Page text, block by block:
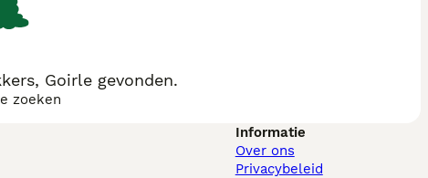
Goirle gevonden.
zoeken
Informatie
Over ons
Privacybeleid